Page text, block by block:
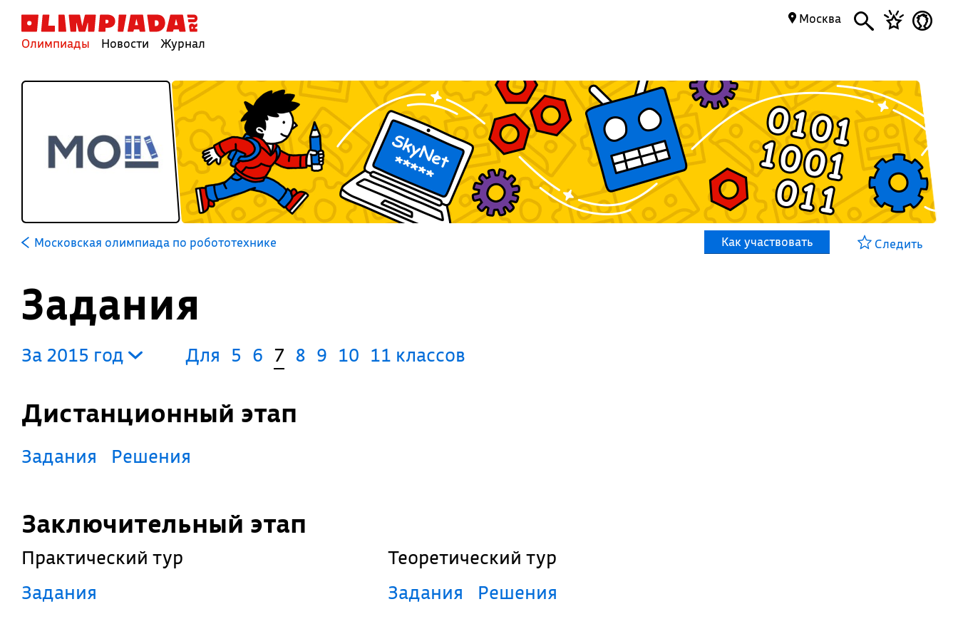
Олимпиады Новости Журнал
Москва
Московская олимпиада по робототехнике Как участвовать Следить
Задания
За 2015 год Для 5 6 7 8 9 10 11 классов
Дистанционный этап
Задания Решения
Заключительный этап
Практический тур
Задания
Теоретический тур
Задания
Решения